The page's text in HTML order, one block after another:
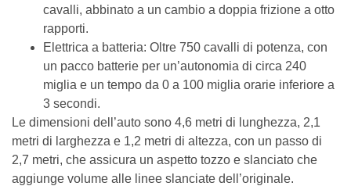
cavalli, abbinato a un cambio a doppia frizione a otto
rapporti.
Elettrica a batteria: Oltre 750 cavalli di potenza, con
un pacco batterie per un’autonomia di circa 240
miglia e un tempo da 0 a 100 miglia orarie inferiore a
3 secondi.
Le dimensioni dell’auto sono 4,6 metri di lunghezza, 2,1
metri di larghezza e 1,2 metri di altezza, con un passo di
2,7 metri, che assicura un aspetto tozzo e slanciato che
aggiunge volume alle linee slanciate dell’originale.